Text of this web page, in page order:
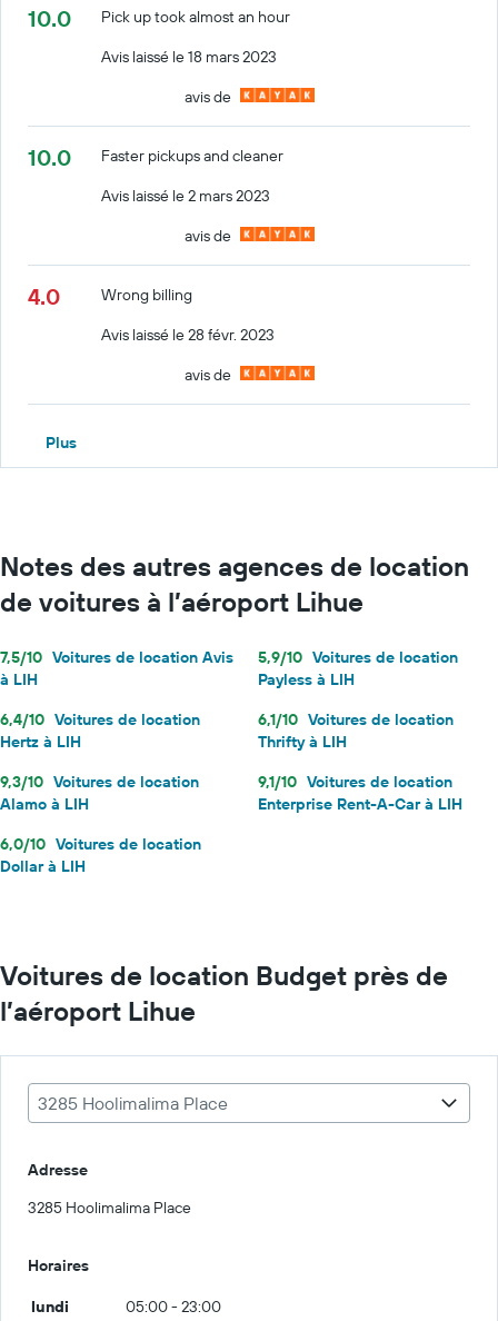
10.0
Pick up took almost an hour
Avis laissé le 18 mars 2023
avis de
10.0
Faster pickups and cleaner
Avis laissé le 2 mars 2023
avis de
4.0
Wrong billing
Avis laissé le 28 févr. 2023
avis de
Plus
Notes des autres agences de location
de voitures à l’aéroport Lihue
7,5/10 Voitures de location Avis
à LIH
5,9/10 Voitures de location
Payless à LIH
6,4/10 Voitures de location
Hertz à LIH
6,1/10 Voitures de location
Thrifty à LIH
9,3/10 Voitures de location
Alamo à LIH
9,1/10 Voitures de location
Enterprise Rent-A-Car à LIH
6,0/10 Voitures de location
Dollar à LIH
Voitures de location Budget près de
l’aéroport Lihue
3285 Hoolimalima Place
Adresse
3285 Hoolimalima Place
Horaires
lundi
05:00 - 23:00